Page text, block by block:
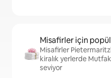
Misafirler için
Misafirler
kiralık yerlerde
seviyor